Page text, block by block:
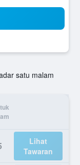
satu malam
Lihat
Tawaran